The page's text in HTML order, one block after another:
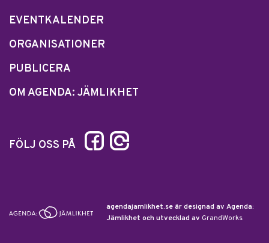
EVENTKALENDER
ORGANISATIONER
PUBLICERA
OM AGENDA: JÄMLIKHET
FÖLJ OSS PÅ
agendajamlikhet.se är designad av Agenda:
Jämlikhet och utvecklad av GrandWorks